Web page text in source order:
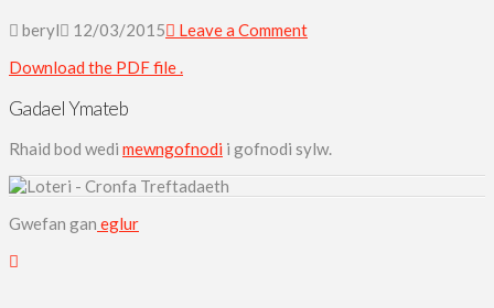
beryl 12/03/2015
Leave a Comment
Download the PDF file .
Gadael Ymateb
Rhaid bod wedi mewngofnodi i gofnodi sylw.
Gwefan gan eglur